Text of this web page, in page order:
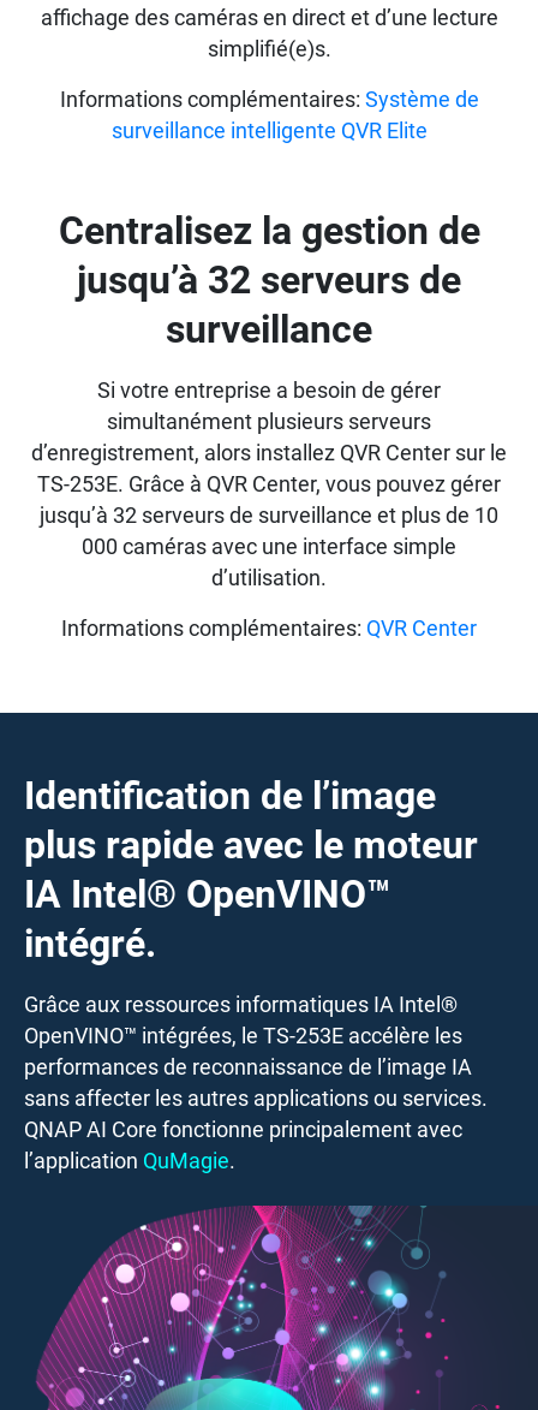
affichage des caméras en direct et d’une lecture
simplifié(e)s.
Informations complémentaires: Système de
surveillance intelligente QVR Elite
Centralisez la gestion de
jusqu’à 32 serveurs de
surveillance
Si votre entreprise a besoin de gérer
simultanément plusieurs serveurs
d’enregistrement, alors installez QVR Center sur le
TS-253E. Grâce à QVR Center, vous pouvez gérer
jusqu’à 32 serveurs de surveillance et plus de 10
000 caméras avec une interface simple
d’utilisation.
Informations complémentaires: QVR Center
Identification de l’image
plus rapide avec le moteur
IA Intel® OpenVINO™
intégré.
Grâce aux ressources informatiques IA Intel®
OpenVINO™ intégrées, le TS-253E accélère les
performances de reconnaissance de l’image IA
sans affecter les autres applications ou services.
QNAP AI Core fonctionne principalement avec
l’application QuMagie.